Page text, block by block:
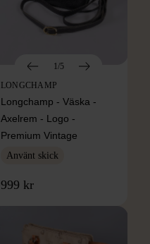
1/5
LONGCHAMP
Longchamp - Väska -
Axelrem - Logo -
Premium Vintage
Använt skick
999 kr